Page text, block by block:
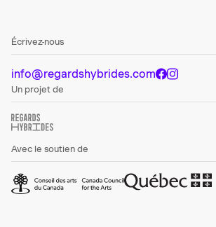
Écrivez-nous
info@regardshybrides.com
Un projet de
Avec le soutien de